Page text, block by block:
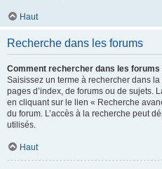
Haut
Recherche dans les forums
Comment rechercher dans les forums
Saisissez un terme à rechercher dans
pages d’index, de forums ou de sujets.
en cliquant sur le lien « Recherche
du forum. L’accès à la recherche peut
utilisés.
Haut